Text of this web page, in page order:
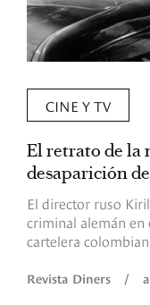
CINE Y TV
El retrato de la
desaparición
El director ruso
criminal alemán en
cartelera
Revista Diners /